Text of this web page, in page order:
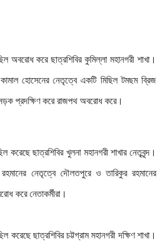
অবরোধ করে ছাত্রশিবির কুমিল্লা মহানগরী শাখা।
কামাল হোসেনের নেতৃত্বে একটি মিছিল টমছম ব্রিজ
প্রদক্ষিণ করে রাজপথ অবরোধ করে।
করেছে ছাত্রশিবির খুলনা মহানগরী শাখার নেতৃবৃন্দ।
রহমানের নেতৃত্বে দৌলতপুরে ও তারিকুর রহমানের
করে নেতাকর্মীরা।
করেছে ছাত্রশিবির চট্টগ্রাম মহানগরী দক্ষিণ শাখা।